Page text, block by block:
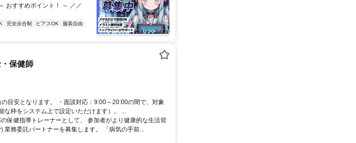
すすめポイント！ ～ ／／
完全歩合制 ピアスOK
服装自由
保健師
目安となります。 ・面談対応：9:00～20:00の間で、対象
枠をシステム上で設定いただけます）。 ...
保健指導トレーナーとして、 参加者がより健康的な生活習
務委託パートナーを募集します。 「病気の手前...